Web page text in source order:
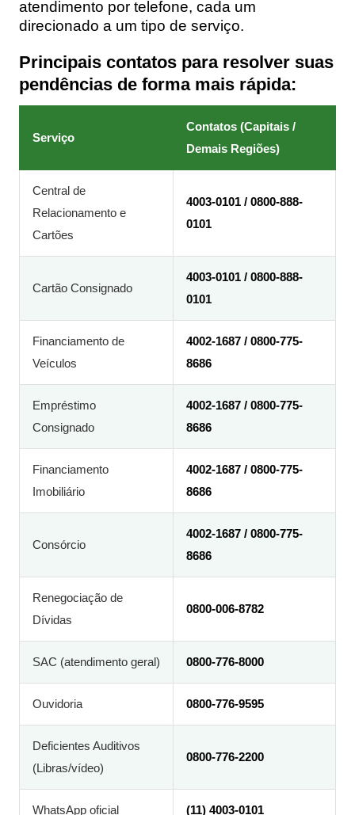
atendimento por telefone, cada um
direcionado a um tipo de serviço.
Principais contatos para resolver suas
pendências de forma mais rápida:
Serviço
Contatos (Capitais /
Demais Regiões)
Central de
Relacionamento e
Cartões
4003-0101 / 0800-888-
0101
Cartão Consignado
4003-0101 / 0800-888-
0101
Financiamento de
Veículos
4002-1687 / 0800-775-
8686
Empréstimo
Consignado
4002-1687 / 0800-775-
8686
Financiamento
Imobiliário
4002-1687 / 0800-775-
8686
Consórcio
4002-1687 / 0800-775-
8686
Renegociação de
Dívidas
0800-006-8782
SAC (atendimento geral) 0800-776-8000
Ouvidoria 0800-776-9595
Deficientes Auditivos
(Libras/vídeo)
0800-776-2200
WhatsApp oficial (11) 4003-0101